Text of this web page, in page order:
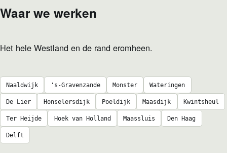
Waar we werken
Het hele Westland en de rand eromheen.
Naaldwijk 's-Gravenzande Monster Wateringen
De Lier Honselersdijk Poeldijk Maasdijk Kwintsheul
Ter Heijde Hoek van Holland Maassluis Den Haag
Delft